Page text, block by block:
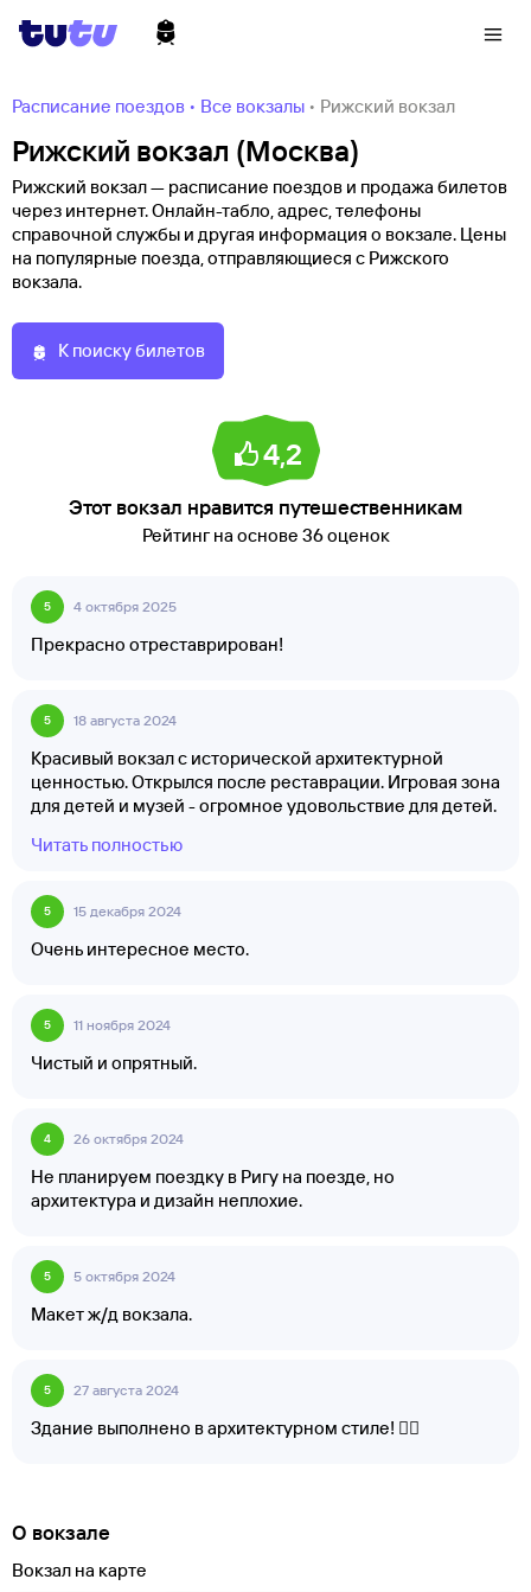
Расписание поездов • Все вокзалы • Рижский вокзал
Рижский вокзал (Москва)
Рижский вокзал — расписание поездов и продажа билетов
через интернет. Онлайн-табло, адрес, телефоны
справочной службы и другая информация о вокзале. Цены
на популярные поезда, отправляющиеся с Рижского
вокзала.
К поиску билетов
4,2
Этот вокзал нравится путешественникам
Рейтинг на основе 36 оценок
5 4 октября 2025
Прекрасно отреставрирован!
5 18 августа 2024
Красивый вокзал с исторической архитектурной
ценностью. Открылся после реставрации. Игровая зона
для детей и музей - огромное удовольствие для детей.
зарегистрироваться заранее.
Читать полностью
5 15 декабря 2024
Очень интересное место.
5 11 ноября 2024
Чистый и опрятный.
4 26 октября 2024
Не планируем поездку в Ригу на поезде, но
архитектура и дизайн неплохие.
5 5 октября 2024
Макет ж/д вокзала.
5 27 августа 2024
Здание выполнено в архитектурном стиле! 👍🏻
О вокзале
Вокзал на карте